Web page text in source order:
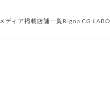
メディア掲載店舗一覧Rigna CG LABO